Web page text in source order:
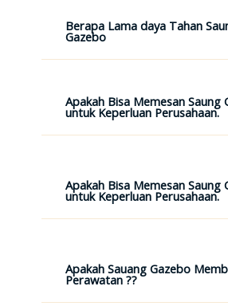
Berapa Lama daya Tahan
Gazebo
Apakah Bisa Memesan Saung
untuk Keperluan Perusahaan.
Apakah Bisa Memesan Saung
untuk Keperluan Perusahaan.
Apakah Sauang Gazebo
Perawatan ??